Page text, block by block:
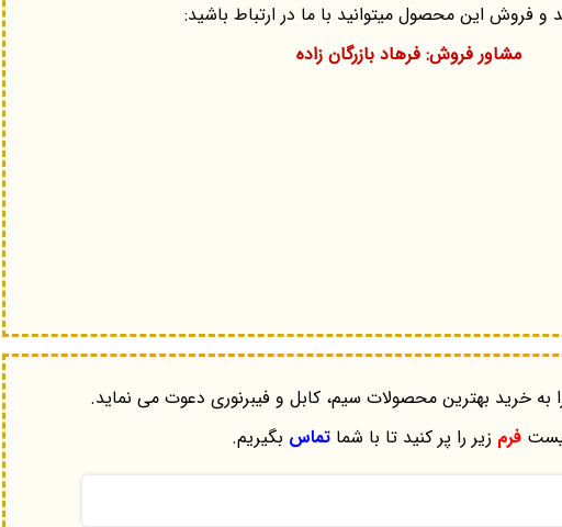
فروش این محصول میتوانید با ما در ارتباط باشید:
مشاور فروش: فرهاد بازرگان زاده
به خرید بهترین محصولات سیم، کابل و فیبرنوری دعوت می نماید.
فرم زیر را پر کنید تا با شماتماس بگیریم.